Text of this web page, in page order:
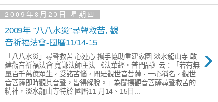
2009年8月20日 星期四
2009年 "八八水災"尋聲救苦, 觀
音祈福法會-國曆11/14-15
›
「八八水災」尋聲救苦 心連心 攜手協助重建家園 淡水龍山寺 啟
建觀音祈福法會 寬謙法師主法 《法華經‧普門品》云：「若有無
量百千萬億眾生，受諸苦惱，聞是觀世音菩薩，一心稱名，觀世
音菩薩即時觀其音聲，皆得解脫。」為闡揚觀音菩薩尋聲救苦的
精神，淡水龍山寺特於 國曆11 月14、15日...